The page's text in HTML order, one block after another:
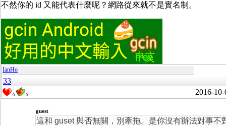
不然你的 id 又能代表什麼呢？網路從來就不是實名制。
IanHo
33
0 0 2016-10-
guest
這和 guset 與否無關，別牽拖。是你沒有辦法對事不